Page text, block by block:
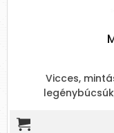
Vicces,